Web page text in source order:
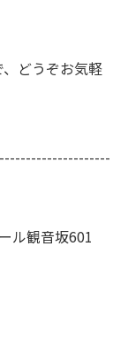
どうぞお気軽
ル観音坂601